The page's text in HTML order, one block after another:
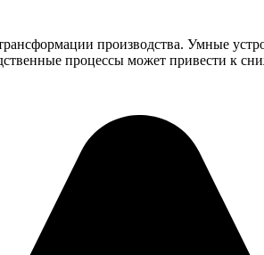
производства. Умные
процессы может привести к